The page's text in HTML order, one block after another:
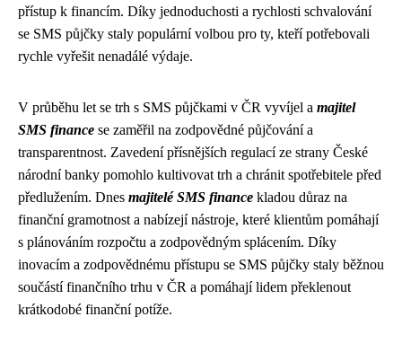
přístup k financím. Díky jednoduchosti a rychlosti schvalování
se SMS půjčky staly populární volbou pro ty, kteří potřebovali
rychle vyřešit nenadálé výdaje.
V průběhu let se trh s SMS půjčkami v ČR vyvíjel a majitel
SMS finance se zaměřil na zodpovědné půjčování a
transparentnost. Zavedení přísnějších regulací ze strany České
národní banky pomohlo kultivovat trh a chránit spotřebitele před
předlužením. Dnes majitelé SMS finance kladou důraz na
finanční gramotnost a nabízejí nástroje, které klientům pomáhají
s plánováním rozpočtu a zodpovědným splácením. Díky
inovacím a zodpovědnému přístupu se SMS půjčky staly běžnou
součástí finančního trhu v ČR a pomáhají lidem překlenout
krátkodobé finanční potíže.